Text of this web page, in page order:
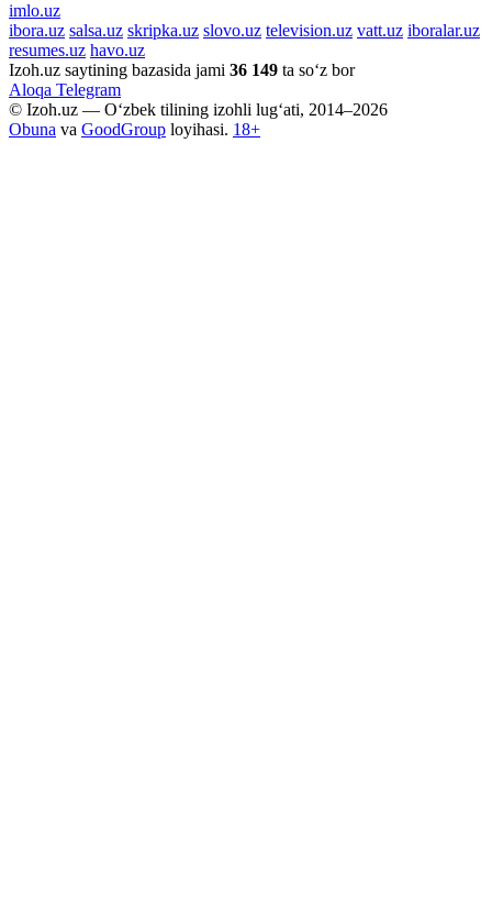
imlo.uz
ibora.uz salsa.uz skripka.uz slovo.uz television.uz vatt.uz iboralar.uz
resumes.uz havo.uz
Izoh.uz saytining bazasida jami 36 149 ta so‘z bor
Aloqa Telegram
© Izoh.uz — O‘zbek tilining izohli lug‘ati, 2014–2026
Obuna va GoodGroup loyihasi. 18+